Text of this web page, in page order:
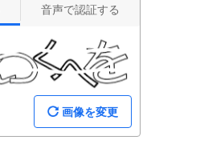
音声で認証する
画像を変更